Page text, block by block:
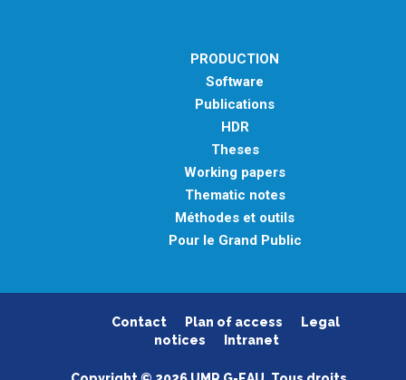
PRODUCTION
Software
Publications
HDR
Theses
Working papers
Thematic notes
Méthodes et outils
Pour le Grand Public
Contact Plan of access
Legal
notices
Intranet